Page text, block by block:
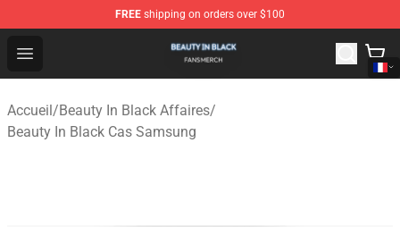
FREE shipping on orders over $100
Open menu
Beauty In Black Shop - Official Beauty In Black
Accueil/Beauty In Black Affaires/
Beauty In Black Cas Samsung